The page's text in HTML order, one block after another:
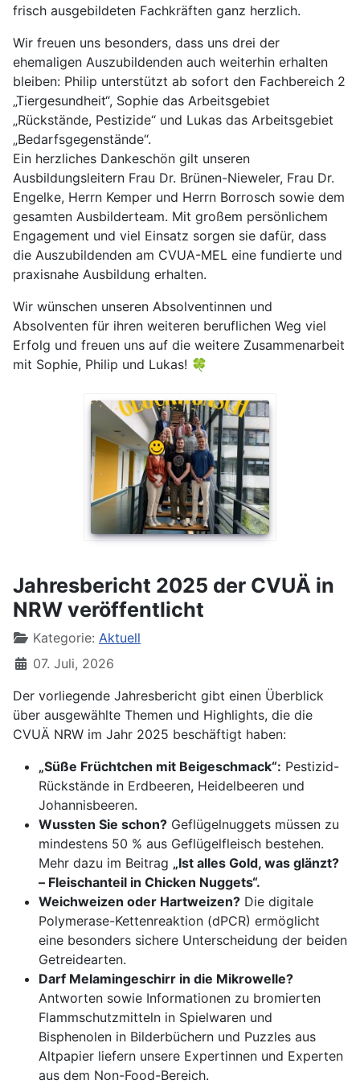
frisch ausgebildeten Fachkräften ganz herzlich.
Wir freuen uns besonders, dass uns drei der
ehemaligen Auszubildenden auch weiterhin erhalten
bleiben: Philip unterstützt ab sofort den Fachbereich 2
„Tiergesundheit“, Sophie das Arbeitsgebiet
„Rückstände, Pestizide“ und Lukas das Arbeitsgebiet
„Bedarfsgegenstände“.
Ein herzliches Dankeschön gilt unseren
Ausbildungsleitern Frau Dr. Brünen-Nieweler, Frau Dr.
Engelke, Herrn Kemper und Herrn Borrosch sowie dem
gesamten Ausbilderteam. Mit großem persönlichem
Engagement und viel Einsatz sorgen sie dafür, dass
die Auszubildenden am CVUA-MEL eine fundierte und
praxisnahe Ausbildung erhalten.
Wir wünschen unseren Absolventinnen und
Absolventen für ihren weiteren beruflichen Weg viel
Erfolg und freuen uns auf die weitere Zusammenarbeit
mit Sophie, Philip und Lukas! 🍀
Jahresbericht 2025 der CVUÄ in
NRW veröffentlicht
Kategorie: Aktuell
07. Juli, 2026
Der vorliegende Jahresbericht gibt einen Überblick
über ausgewählte Themen und Highlights, die die
CVUÄ NRW im Jahr 2025 beschäftigt haben:
„Süße Früchtchen mit Beigeschmack“: Pestizid-
Rückstände in Erdbeeren, Heidelbeeren und
Johannisbeeren.
Wussten Sie schon? Geflügelnuggets müssen zu
mindestens 50 % aus Geflügelfleisch bestehen.
Mehr dazu im Beitrag „Ist alles Gold, was glänzt?
– Fleischanteil in Chicken Nuggets“.
Weichweizen oder Hartweizen? Die digitale
Polymerase-Kettenreaktion (dPCR) ermöglicht
eine besonders sichere Unterscheidung der beiden
Getreidearten.
Darf Melamingeschirr in die Mikrowelle?
Antworten sowie Informationen zu bromierten
Flammschutzmitteln in Spielwaren und
Bisphenolen in Bilderbüchern und Puzzles aus
Altpapier liefern unsere Expertinnen und Experten
aus dem Non-Food-Bereich.